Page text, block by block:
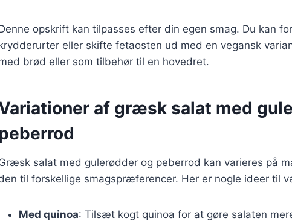
opskrift kan tilpasses efter din egen smag. Du kan
eller skifte fetaosten ud med en vegansk
brød eller som tilbehør til en hovedret.
af græsk salat med
salat med gulerødder og peberrod kan varieres på
til forskellige smagspræferencer. Her er nogle ideer til
Med quinoa: Tilsæt kogt quinoa for at gøre salaten